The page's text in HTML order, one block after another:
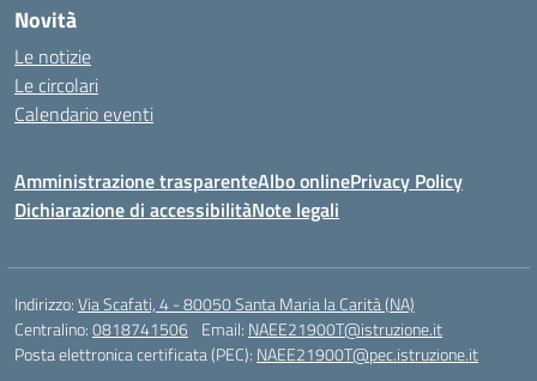
Novità
Le notizie
Le circolari
Calendario eventi
Amministrazione trasparenteAlbo onlinePrivacy Policy
Dichiarazione di accessibilitàNote legali
Indirizzo:Via Scafati, 4 - 80050 Santa Maria la Carità (NA)
Centralino:0818741506 Email: NAEE21900T@istruzione.it
Posta elettronica certificata (PEC): NAEE21900T@pec.istruzione.it